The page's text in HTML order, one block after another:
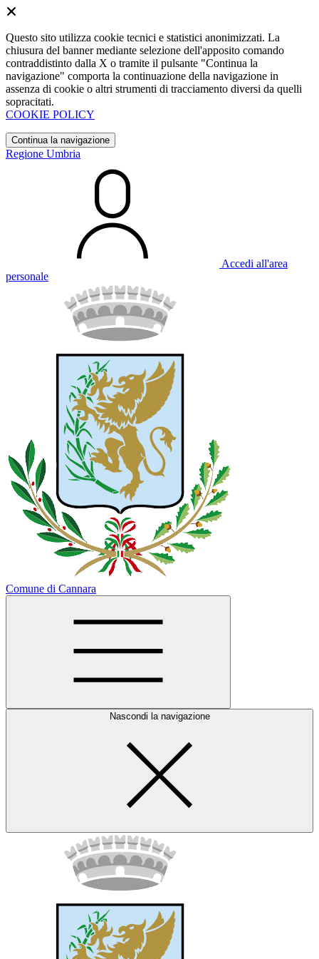
Questo sito utilizza cookie tecnici e statistici anonimizzati. La
chiusura del banner mediante selezione dell'apposito comando
contraddistinto dalla X o tramite il pulsante "Continua la
navigazione" comporta la continuazione della navigazione in
assenza di cookie o altri strumenti di tracciamento diversi da quelli
sopracitati.
COOKIE POLICY
Continua la navigazione
Regione Umbria
Accedi all'area
personale
Comune di Cannara
Nascondi la navigazione